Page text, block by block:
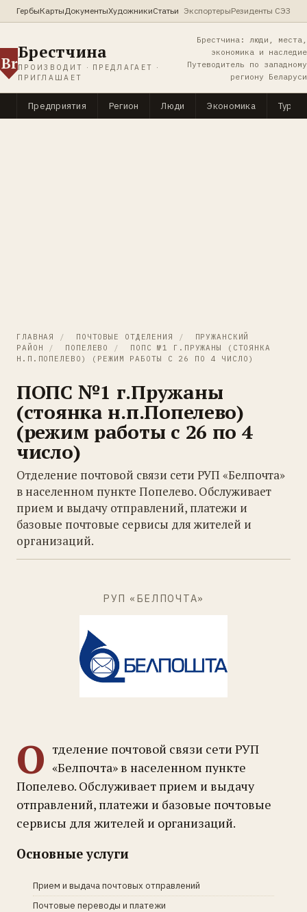
ГербыКартыДокументыХудожникиСтатьи ЭкспортерыРезиденты СЭЗ
Br
Брестчина
ПРОИЗВОДИТ · ПРЕДЛАГАЕТ ·
ПРИГЛАШАЕТ
Брестчина: люди, места,
экономика и наследие
Путеводитель по западному
региону Беларуси
Предприятия Регион Люди Экономика
ГЛАВНАЯ / ПОЧТОВЫЕ ОТДЕЛЕНИЯ /
ПРУЖАНСКИЙ
РАЙОН
/ ПОПЕЛЕВО /
ПОПС №1 Г.ПРУЖАНЫ (СТОЯНКА
Н.П.ПОПЕЛЕВО) (РЕЖИМ РАБОТЫ С 26 ПО 4 ЧИСЛО)
ПОПС №1 г.Пружаны
(стоянка н.п.Попелево)
(режим работы с 26 по 4
число)
Отделение почтовой связи сети РУП «Белпочта»
в населенном пункте Попелево. Обслуживает
прием и выдачу отправлений, платежи и
базовые почтовые сервисы для жителей и
организаций.
РУП «БЕЛПОЧТА»
О тделение почтовой связи сети РУП
«Белпочта» в населенном пункте
Попелево. Обслуживает прием и выдачу
отправлений, платежи и базовые почтовые
сервисы для жителей и организаций.
Основные услуги
Прием и выдача почтовых отправлений
Почтовые переводы и платежи